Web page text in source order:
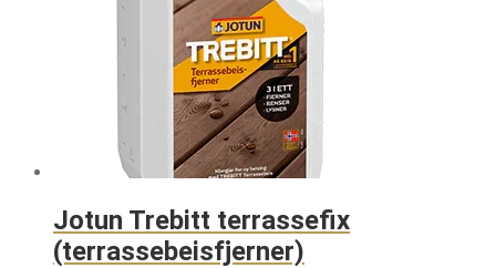
Jotun Trebitt terrassefix
(terrassebeisfjerner)